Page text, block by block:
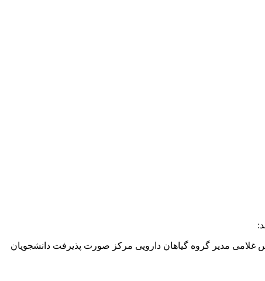
و جناب آقای مهندس غلامی مدیر گروه گیاهان دارویی مرکز صورت پذیرفت دانشجویان